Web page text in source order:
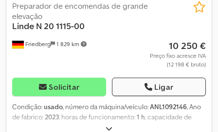
Friedberg 1 829 km
Preparador de encomendas de grande
elevação
Linde N 20 1115-00
10 250 €
Preço fixo acresce IVA
(12 198 € bruto)
Solicitar Ligar
Condição:usado, número da máquina/veículo:ANL1092146, Ano
de fabrico: 2023 , horas de funcionamento:1 h , capacidade de
, centro de carga:600 mm